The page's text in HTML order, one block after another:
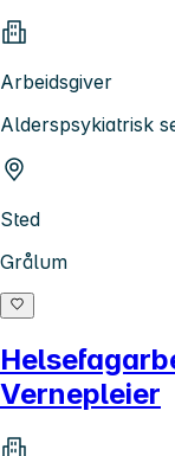
Arbeidsgiver
Alderspsykiatrisk
Sted
Grålum
Vernepleier